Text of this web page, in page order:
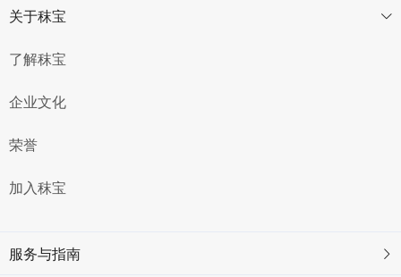
关于秣宝
了解秣宝
企业文化
荣誉
加入秣宝
服务与指南